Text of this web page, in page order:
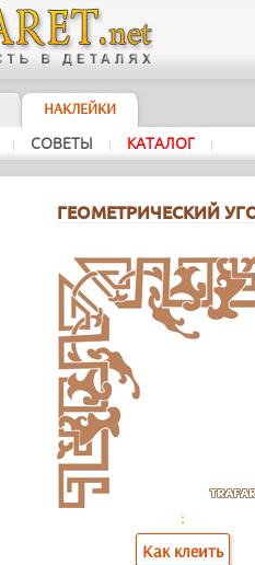
НАКЛЕЙКИ
| СОВЕТЫ | KAТAЛOГ |
ГЕОМЕТРИЧЕСКИЙ
:
Как клеить